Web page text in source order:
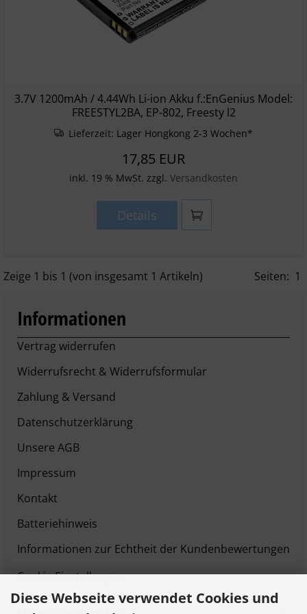
3.7V 1200mAh / 4.44Wh Li-ion Akku f.:EnGenius Model:
FREESTYL2BA, EP-802, Freesty l2
Lieferzeit: Lager Hongkong 2-3 Wochen*
17,85 EUR
inkl. 19 % MwSt. zzgl. Versandkosten
Details
Zeige 1 bis 1 (von insgesamt 1 Artikeln) Seiten: 1
Informationen
Vertrag widerrufen
Widerrufsrecht & Widerrufsformular
Zahlung & Versand
Datenschutzerklärung
Unsere AGB
Impressum
Kontakt
Batteriehinweis
Informationen zur Echtheit der Kundenbewertungen
Cookie Einstellungen
Diese Webseite verwendet Cookies und